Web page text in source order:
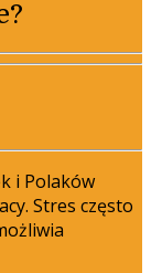
i Polaków
Stres często